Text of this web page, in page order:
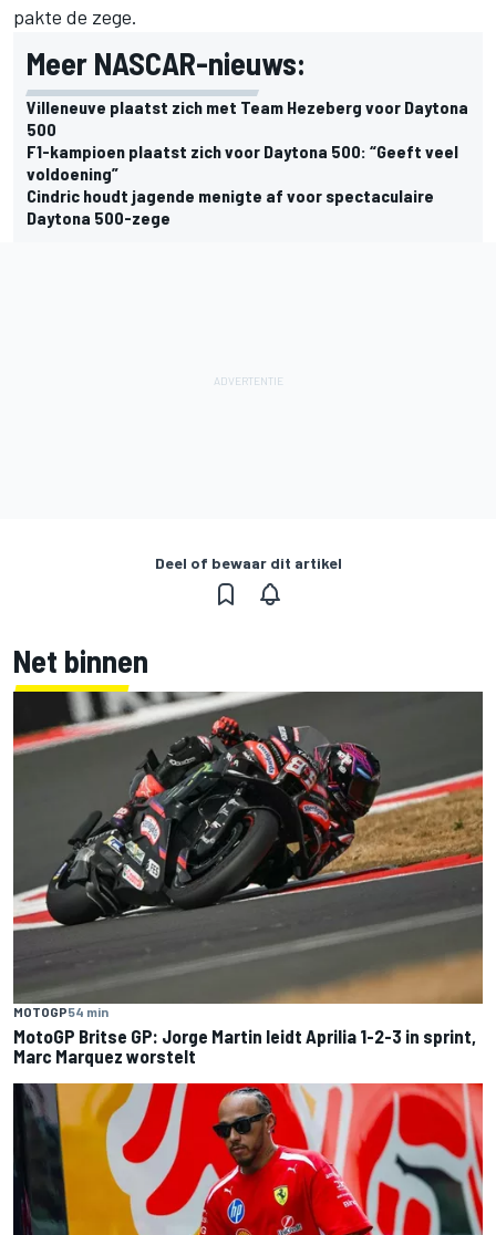
pakte de zege.
Meer NASCAR-nieuws:
Villeneuve plaatst zich met Team Hezeberg voor Daytona
500
F1-kampioen plaatst zich voor Daytona 500: “Geeft veel
voldoening”
Cindric houdt jagende menigte af voor spectaculaire
Daytona 500-zege
Deel of bewaar dit artikel
Net binnen
MOTOGP54 min
MotoGP Britse GP: Jorge Martin leidt Aprilia 1-2-3 in sprint,
Marc Marquez worstelt